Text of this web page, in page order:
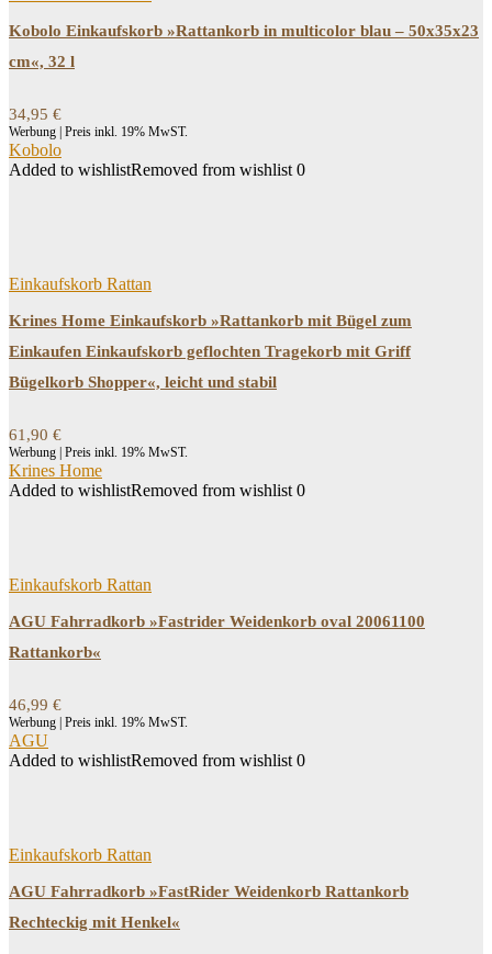
Kobolo Einkaufskorb »Rattankorb in multicolor blau – 50x35x23
cm«, 32 l
34,95 €
Werbung | Preis inkl. 19% MwST.
Kobolo
Added to wishlistRemoved from wishlist 0
Einkaufskorb Rattan
Krines Home Einkaufskorb »Rattankorb mit Bügel zum
Einkaufen Einkaufskorb geflochten Tragekorb mit Griff
Bügelkorb Shopper«, leicht und stabil
61,90 €
Werbung | Preis inkl. 19% MwST.
Krines Home
Added to wishlistRemoved from wishlist 0
Einkaufskorb Rattan
AGU Fahrradkorb »Fastrider Weidenkorb oval 20061100
Rattankorb«
46,99 €
Werbung | Preis inkl. 19% MwST.
AGU
Added to wishlistRemoved from wishlist 0
Einkaufskorb Rattan
AGU Fahrradkorb »FastRider Weidenkorb Rattankorb
Rechteckig mit Henkel«